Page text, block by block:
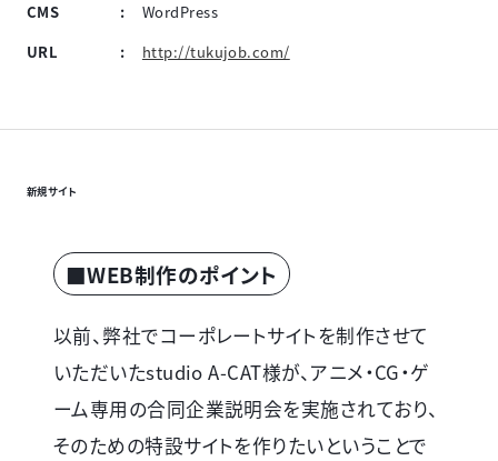
CMS
WordPress
URL
http://tukujob.com/
新規サイト
■WEB制作のポイント
以前、弊社でコーポレートサイトを制作させて
いただいたstudio A-CAT様が、アニメ・CG・ゲ
ーム専用の合同企業説明会を実施されており、
そのための特設サイトを作りたいということで